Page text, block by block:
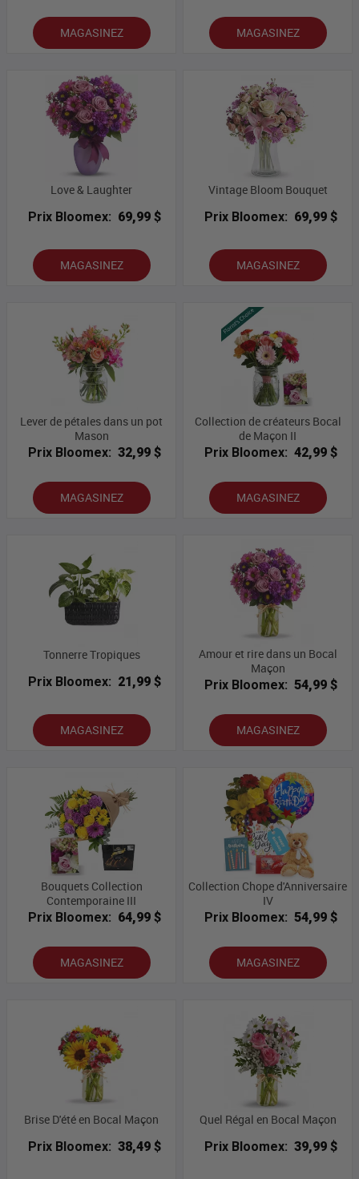
MAGASINEZ MAGASINEZ
Love & Laughter
Prix Bloomex: 69,99 $
MAGASINEZ
Vintage Bloom Bouquet
Prix Bloomex: 69,99 $
MAGASINEZ
Lever de pétales dans un pot
Mason
Prix Bloomex: 32,99 $
MAGASINEZ
Collection de créateurs Bocal
de Maçon II
Prix Bloomex: 42,99 $
MAGASINEZ
Tonnerre Tropiques
Prix Bloomex: 21,99 $
MAGASINEZ
Amour et rire dans un Bocal
Maçon
Prix Bloomex: 54,99 $
MAGASINEZ
Bouquets Collection
Contemporaine III
Prix Bloomex: 64,99 $
MAGASINEZ
Collection Chope d'Anniversaire
IV
Prix Bloomex: 54,99 $
MAGASINEZ
Brise D'été en Bocal Maçon
Prix Bloomex: 38,49 $
Quel Régal en Bocal Maçon
Prix Bloomex: 39,99 $